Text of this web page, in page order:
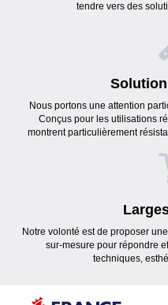
tendre vers des
Nous portons une attention
Conçus pour les utilisations
montrent particulièrement
Notre volonté est de proposer
sur-mesure pour répondre
techniques,